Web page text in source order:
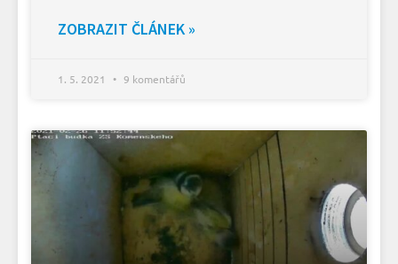
ZOBRAZIT ČLÁNEK »
1. 5. 2021 9 komentářů